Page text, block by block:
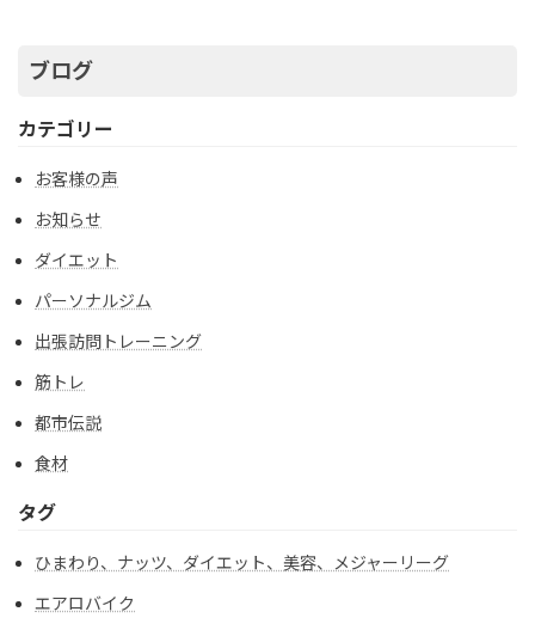
ブログ
カテゴリー
お客様の声
お知らせ
ダイエット
パーソナルジム
出張訪問トレーニング
筋トレ
都市伝説
食材
タグ
ひまわり、ナッツ、ダイエット、美容、メジャーリーグ
エアロバイク